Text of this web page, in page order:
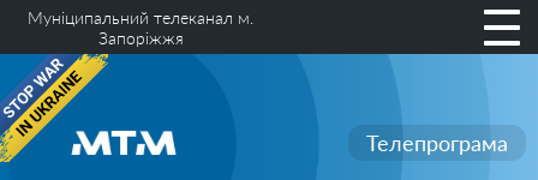
Муніципальний телеканал м.
Запоріжжя
Телепрограма